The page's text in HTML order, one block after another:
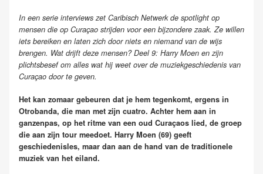
In een serie interviews zet Caribisch Netwerk de spotlight op
mensen die op Curaçao strijden voor een bijzondere zaak. Ze willen
iets bereiken en laten zich door niets en niemand van de wijs
brengen. Wat drijft deze mensen? Deel 9: Harry Moen en zijn
plichtsbesef om alles wat hij weet over de muziekgeschiedenis van
Curaçao door te geven.
Het kan zomaar gebeuren dat je hem tegenkomt, ergens in
Otrobanda, die man met zijn cuatro. Achter hem aan in
ganzenpas, op het ritme van een oud Curaçaos lied, de groep
die aan zijn tour meedoet. Harry Moen (69) geeft
geschiedenisles, maar dan aan de hand van de traditionele
muziek van het eiland.